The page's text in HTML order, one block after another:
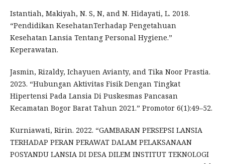
Istantiah, Makiyah, N. S, N, and N. Hidayati, L. 2018.
“Pendidikan KesehatanTerhadap Pengetahuan
Kesehatan Lansia Tentang Personal Hygiene.”
Keperawatan.
Jasmin, Rizaldy, Ichayuen Avianty, and Tika Noor Prastia.
2023. “Hubungan Aktivitas Fisik Dengan Tingkat
Hipertensi Pada Lansia Di Puskesmas Pancasan
Kecamatan Bogor Barat Tahun 2021.” Promotor 6(1):49–52.
Kurniawati, Ririn. 2022. “GAMBARAN PERSEPSI LANSIA
TERHADAP PERAN PERAWAT DALAM PELAKSANAAN
POSYANDU LANSIA DI DESA DILEM INSTITUT TEKNOLOGI